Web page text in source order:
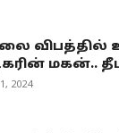
விபத்தில்
மகன்..
2024